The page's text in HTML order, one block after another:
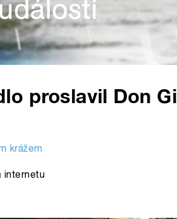
proslavil Don
krážem
internetu